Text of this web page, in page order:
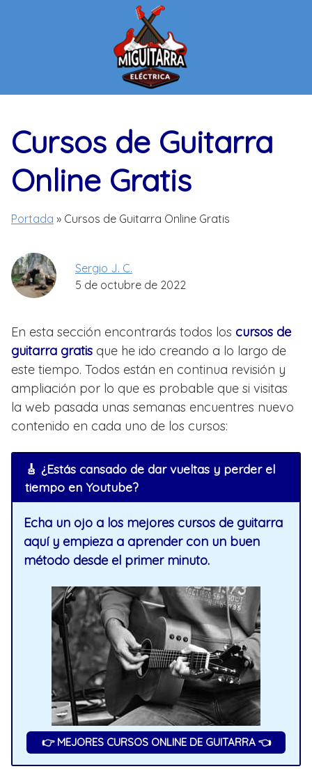
Cursos de Guitarra
Online Gratis
Portada » Cursos de Guitarra Online Gratis
Sergio J. C.
5 de octubre de 2022
En esta sección encontrarás todos los cursos de
guitarra gratis que he ido creando a lo largo de
este tiempo. Todos están en continua revisión y
ampliación por lo que es probable que si visitas
la web pasada unas semanas encuentres nuevo
contenido en cada uno de los cursos:
🎸 ¿Estás cansado de dar vueltas y perder el
tiempo en Youtube?
Echa un ojo a los mejores cursos de guitarra
aquí y empieza a aprender con un buen
método desde el primer minuto.
👉 MEJORES CURSOS ONLINE DE GUITARRA 👈